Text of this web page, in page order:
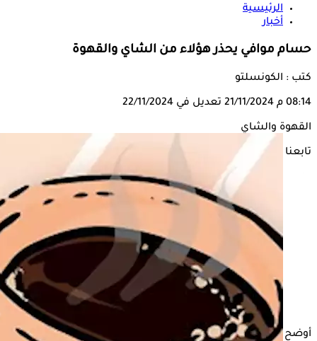
الرئيسية
أخبار
حسام موافي يحذر هؤلاء من الشاي والقهوة
كتب : الكونسلتو
08:14 م 21/11/2024 تعديل في 22/11/2024
القهوة والشاي
تابعنا على
أوضح الدكتور حسام موافي، أستاذ الحالات الحرجة بكلية قصر